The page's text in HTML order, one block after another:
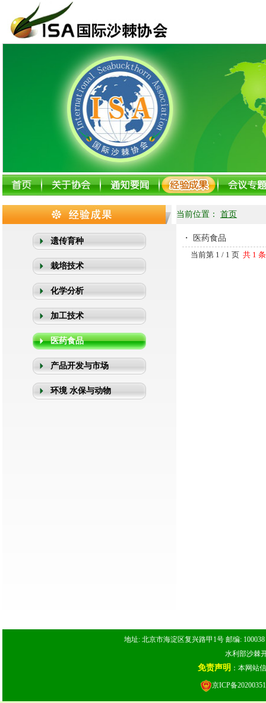
当前位置： 首页
遗传育种
栽培技术
化学分析
加工技术
医药食品
产品开发与市场
环境 水保与动物
・
医药食品
当前第 1 / 1 页 共 1
地址: 北京市海淀区复兴路甲1号 邮编:
水利部沙棘
免责声明 ：本网站
京ICP备